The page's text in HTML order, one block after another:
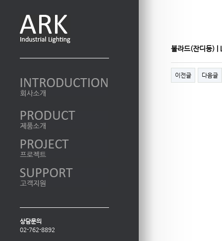
상담문의
02-762-8892
볼라드(잔디등) |
페이지 정보
이전글 다음글